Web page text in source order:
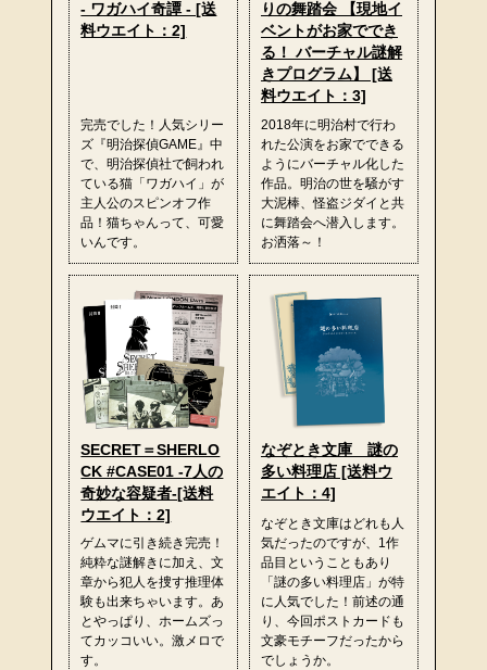
- ワガハイ奇譚 - [送
料ウエイト：2]
完売でした！人気シリー
ズ『明治探偵GAME』中
で、明治探偵社で飼われ
ている猫「ワガハイ」が
主人公のスピンオフ作
品！猫ちゃんって、可愛
いんです。
りの舞踏会 【現地イ
ベントがお家ででき
る！ バーチャル謎解
きプログラム】 [送
料ウエイト：3]
2018年に明治村で行わ
れた公演をお家でできる
ようにバーチャル化した
作品。明治の世を騒がす
大泥棒、怪盗ジダイと共
に舞踏会へ潜入します。
お洒落～！
SECRET＝SHERLO
CK #CASE01 -7人の
奇妙な容疑者-[送料
ウエイト：2]
ゲムマに引き続き完売！
純粋な謎解きに加え、文
章から犯人を捜す推理体
験も出来ちゃいます。あ
とやっぱり、ホームズっ
てカッコいい。激メロで
す。
なぞとき文庫 謎の
多い料理店 [送料ウ
エイト：4]
なぞとき文庫はどれも人
気だったのですが、1作
品目ということもあり
「謎の多い料理店」が特
に人気でした！前述の通
り、今回ポストカードも
文豪モチーフだったから
でしょうか。